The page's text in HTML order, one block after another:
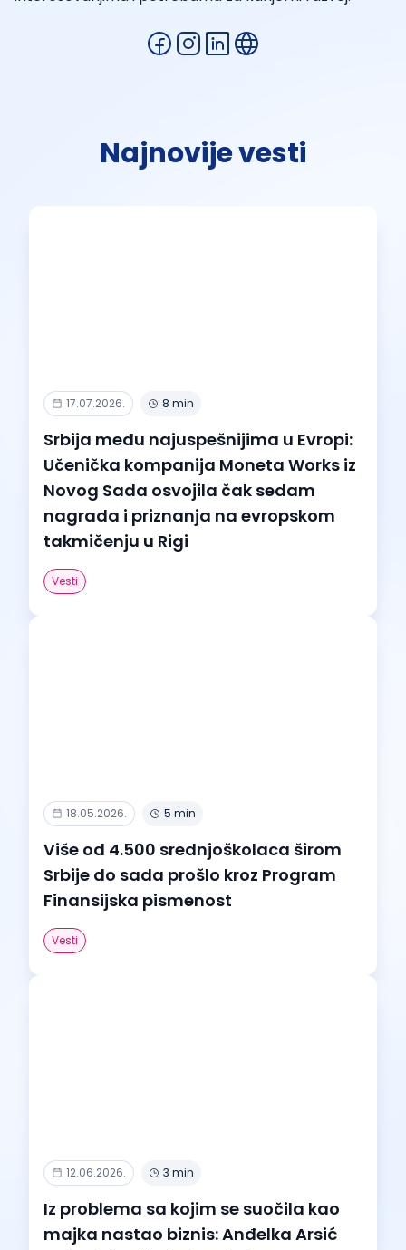
Najnovije vesti
17.07.2026. 8 min
Srbija među najuspešnijima u Evropi:
Učenička kompanija Moneta Works iz
Novog Sada osvojila čak sedam
nagrada i priznanja na evropskom
takmičenju u Rigi
Vesti
18.05.2026. 5 min
Više od 4.500 srednjoškolaca širom
Srbije do sada prošlo kroz Program
Finansijska pismenost
Vesti
12.06.2026. 3 min
Iz problema sa kojim se suočila kao
majka nastao biznis: Anđelka Arsić